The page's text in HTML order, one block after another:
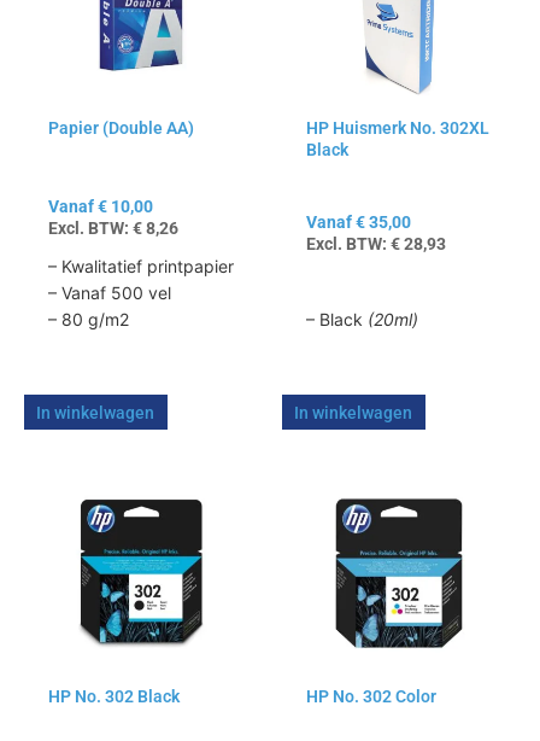
Papier (Double AA)
Vanaf€ 10,00
Excl. BTW: €8,26
– Kwalitatief printpapier
– Vanaf 500 vel
– 80 g/m2
In winkelwagen
gekozen
productpagina
HP Huismerk No. 302XL
Black
Vanaf€35,00
Excl. BTW: €28,93
– Black (20ml)
In winkelwagen
gekozen
worden
productpagina
HP No. 302 Black
product
meerdere
variaties.
gekozen
HP No. 302 Color
meerdere
variaties.
gekozen